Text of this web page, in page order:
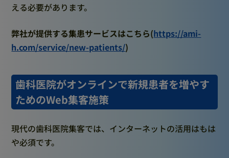
える必要があります。
弊社が提供する集患サービスはこちら(https://ami-
h.com/service/new-patients/)
歯科医院がオンラインで新規患者を増やす
ためのWeb集客施策
現代の歯科医院集客では、インターネットの活用はもは
や必須です。